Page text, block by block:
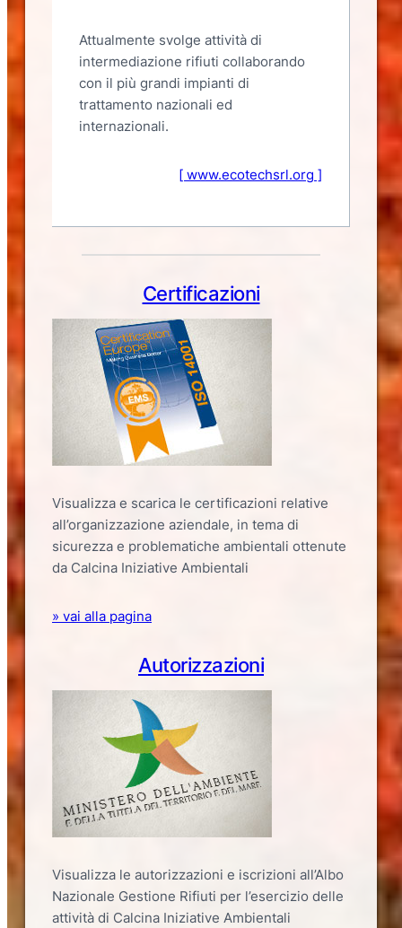
Attualmente svolge attività di
intermediazione rifiuti collaborando
con il più grandi impianti di
trattamento nazionali ed
internazionali.
[ www.ecotechsrl.org ]
Certificazioni
Visualizza e scarica le certificazioni relative
all’organizzazione aziendale, in tema di
sicurezza e problematiche ambientali ottenute
da Calcina Iniziative Ambientali
» vai alla pagina
Autorizzazioni
Visualizza le autorizzazioni e iscrizioni all’Albo
Nazionale Gestione Rifiuti per l’esercizio delle
attività di Calcina Iniziative Ambientali